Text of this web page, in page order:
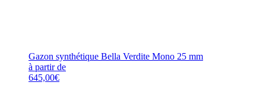
Gazon synthétique Bella Verdite Mono 25 mm
à partir de
645,00€